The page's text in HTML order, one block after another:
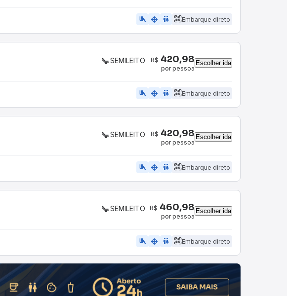
airline_seat_legroom_extra ac_unit WC Embarque direto
SEMILEITO R$ 420,98
por pessoa
Escolher ida
airline_seat_legroom_extra ac_unit WC Embarque direto
SEMILEITO R$ 420,98
por pessoa
Escolher ida
airline_seat_legroom_extra ac_unit WC Embarque direto
SEMILEITO R$ 460,98
por pessoa
Escolher ida
airline_seat_legroom_extra ac_unit WC Embarque direto